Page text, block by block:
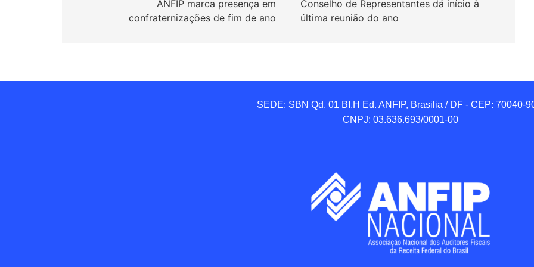
ANFIP marca presença em
confraternizações de fim de ano
Conselho de Representantes dá início à
última reunião do ano
SEDE: SBN Qd. 01 BI.H Ed. ANFIP, Brasilia / DF - CEP: 70040-
CNPJ: 03.636.693/0001-00